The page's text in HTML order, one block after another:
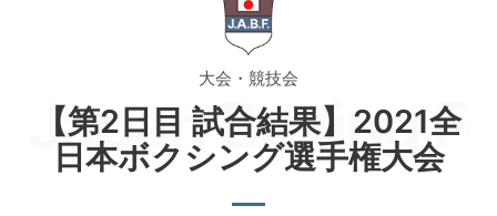
Japan Boxing
大会・競技会
【第2日目 試合結果】2021全
日本ボクシング選手権大会